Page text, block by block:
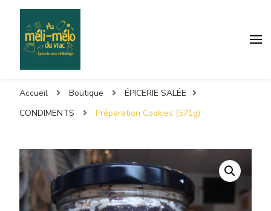
Accueil Boutique
ÉPICERIE SALÉE
CONDIMENTS
Préparation Cookies (571g)